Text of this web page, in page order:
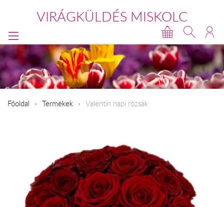
VIRÁGKÜLDÉS MISKOLC
Főoldal Termékek Valentin napi rózsák